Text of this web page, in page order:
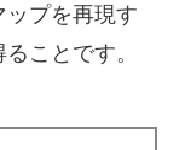
プを再現す
ことです。